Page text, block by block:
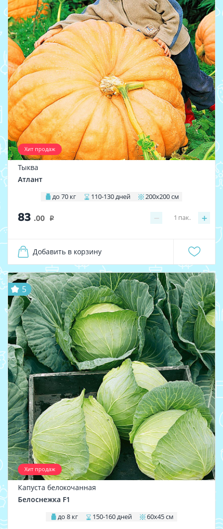
Хит продаж
Тыква
Атлант
до 70 кг 110-130 дней 200х200 см
83 .00 i − +
1 пак.
Добавить в корзину
Хит продаж
5
Капуста белокочанная
Белоснежка F1
до 8 кг 150-160 дней 60х45 см